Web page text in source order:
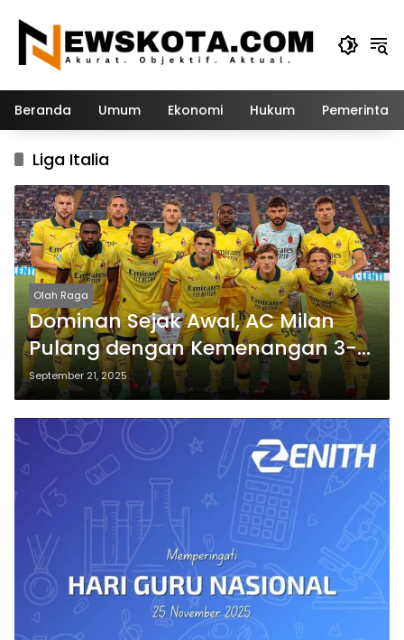
konten
Beranda Umum Ekonomi Hukum
Liga Italia
Olah Raga
Dominan Sejak Awal, AC Milan
Pulang dengan Kemenangan 3-0
atas Udinese
September 21, 2025